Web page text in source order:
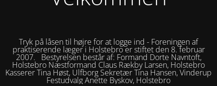
Tryk på låsen til højre for at logge ind - Foreningen af
praktiserende læger i Holstebro er stiftet den 8. februar
2007. Bestyrelsen består af: Formand Dorte Navntoft,
Holstebro Næstformand Claus Rækby Larsen, Holstebro
Kasserer Tina Høst, Ulfborg Sekretær Tina Hansen, Vinderup
Festudvalg Anette Byskov, Holstebro